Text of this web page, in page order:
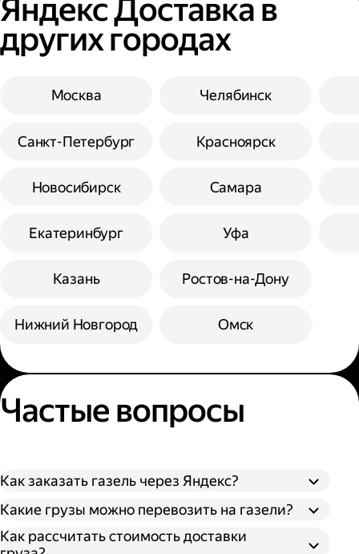
Яндекс Доставка в
других городах
Москва
Санкт-Петербург
Новосибирск
Екатеринбург
Казань
Нижний Новгород
Челябинск
Красноярск
Самара
Уфа
Ростов-на-Дону
Омск
Частые вопросы
Как заказать газель через Яндекс?
Какие грузы можно перевозить на газели?
Как рассчитать стоимость доставки